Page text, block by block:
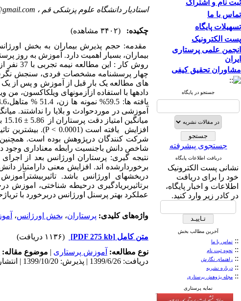
ثبت نام و اشتراک
تماس با ما
تسهیلات پایگاه
پست الکترونیک
انجمن علمی پرستاری
ایران
مشاوران تحقیق کیفی
جستجو در پایگاه
جستجوی پیشرفته
دریافت اطلاعات پایگاه
نشانی پست الکترونیک
خود را برای دریافت
اطلاعات و اخبار پایگاه،
در کادر زیر وارد کنید.
آخرین مطالب بخش
:: تماس با ما
:: نحوه ثبت نام
:: راهنمای نگارش
:: درباره نشریه
:: مجله پژوهش پرستاری
نمایه پرستاری
استادیار دانشگاه علوم پزشکی قم ،
چکیده:
(۳۴۰۲ مشاهده)
مقدمه: حجم پذیرش بیماران به بخش
بیماران، بسیار اهمیت دارد. آموزش به روز
روش
چهار پرسشنامه مشخصات فردی، سنجش
های مطالعه یک بار قبل از آموزش و پس از
داده­ها با استفاده ازآزمونهای ویلکاکسون، من
افزایش یافته است (P < 0.0001
شرکت کنندگان درپژوهش بوده است.
شاخص دانش باجنسیت رابطه معناداری وجود
نتیجه گیری: پرستاران اورژانس بعد از
برخوردارشده اند. افزایش معنی دارامتیاز
دربخشهای اورژانس باشد.
برتاثیربریادگیری درحیطه شناختی، اموزش
عملکرد بهتر پرسنل اورژانس دربرخورد با
واژه‌های کلیدی: پرستاران، بخش اورژانس،
متن کامل [PDF 275 kb]
(۱۱۳۶ دریافت)
نوع مطالعه: آموزش پرستاری | موضوع مقاله:
دریافت: 1399/6/26 | پذیرش: 1399/10/20 | انتشار: 1400/1/10